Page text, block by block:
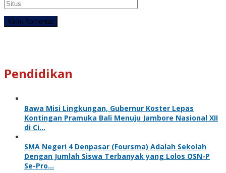
Pendidikan
Bawa Misi Lingkungan, Gubernur Koster Lepas
Kontingan Pramuka Bali Menuju Jambore Nasional XII
di Ci…
SMA Negeri 4 Denpasar (Foursma) Adalah Sekolah
Dengan Jumlah Siswa Terbanyak yang Lolos OSN-P
Se-Pro…